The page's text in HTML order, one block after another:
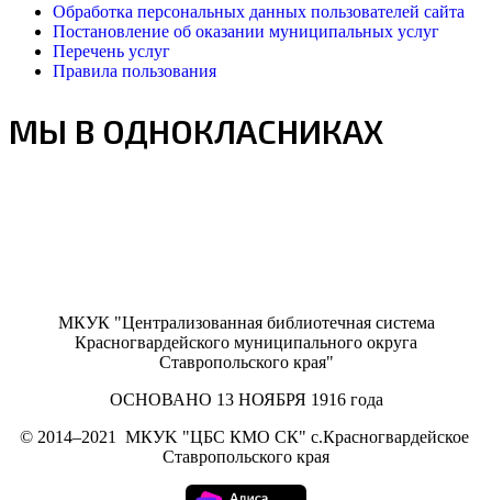
Обработка персональных данных пользователей сайта
Постановление об оказании муниципальных услуг
Перечень услуг
Правила пользования
МЫ В ОДНОКЛАСНИКАХ
МКУК "Централизованная библиотечная система
Красногвардейского муниципального округа
Ставропольского края"
ОСНОВАНО 13 НОЯБРЯ 1916 года
© 2014–2021
МКУK "ЦБС КМО СК" с.Красногвардейское
Ставропольского края